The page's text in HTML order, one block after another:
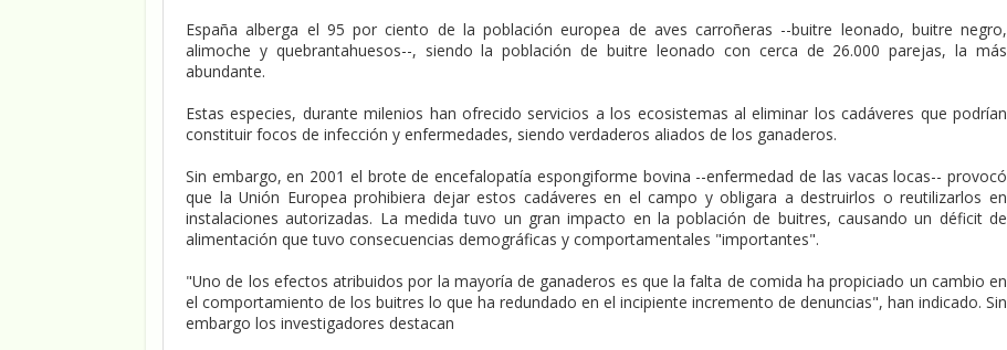
España alberga el 95 por ciento de la población europea de aves carroñeras --buitre leonado, buitre negro,
alimoche y quebrantahuesos--, siendo la población de buitre leonado con cerca de 26.000 parejas, la más
abundante.
Estas especies, durante milenios han ofrecido servicios a los ecosistemas al eliminar los cadáveres que podrían
constituir focos de infección y enfermedades, siendo verdaderos aliados de los ganaderos.
Sin embargo, en 2001 el brote de encefalopatía espongiforme bovina --enfermedad de las vacas locas-- provocó
que la Unión Europea prohibiera dejar estos cadáveres en el campo y obligara a destruirlos o reutilizarlos en
instalaciones autorizadas. La medida tuvo un gran impacto en la población de buitres, causando un déficit de
alimentación que tuvo consecuencias demográficas y comportamentales "importantes".
"Uno de los efectos atribuidos por la mayoría de ganaderos es que la falta de comida ha propiciado un cambio en
el comportamiento de los buitres lo que ha redundado en el incipiente incremento de denuncias", han indicado. Sin
embargo los investigadores destacan